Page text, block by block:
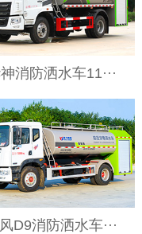
消防洒水车11···
D9消防洒水车···